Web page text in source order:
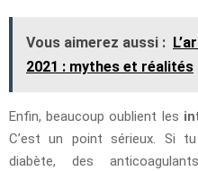
Vous aimerez aussi :
2021 : mythes et réalités
Enfin, beaucoup oublient les
C’est un point sérieux. Si
diabète, des